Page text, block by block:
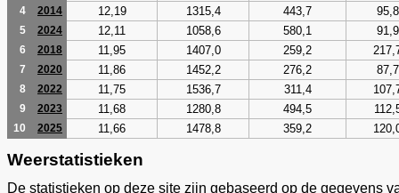
4 2014 12,19 1315,4 443,7 95,8
5 2024 12,11 1058,6 580,1 91,9
6 2018 11,95 1407,0 259,2
7 2020 11,86 1452,2 276,2 87,7
8 2022 11,75 1536,7 311,4
9 2023 11,68 1280,8 494,5
10 2025 11,66 1478,8 359,2
Weerstatistieken
De statistieken op deze site zijn gebaseerd op de gegevens